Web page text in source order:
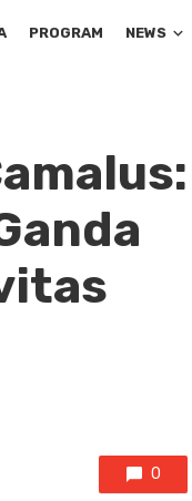
PROGRAM NEWS
0